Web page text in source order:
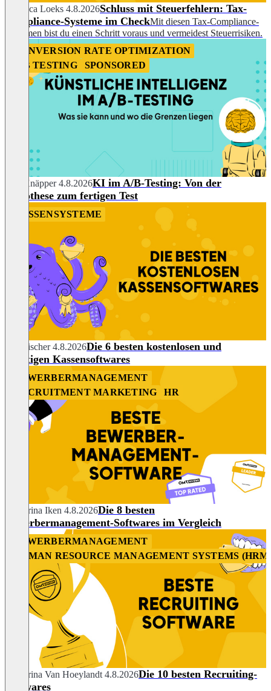
Rebecca Loeks 4.8.2026Schluss mit Steuerfehlern: Tax-
Compliance-Systeme im CheckMit diesen Tax-Compliance-
Systemen bist du einen Schritt voraus und vermeidest Steuerrisiken.
CONVERSION RATE OPTIMIZATION
A/B TESTING
SPONSORED
Nils Knäpper 4.8.2026KI im A/B-Testing: Von der
Hypothese zum fertigen Test
KASSENSYSTEME
Tim Fischer 4.8.2026Die 6 besten kostenlosen und
günstigen Kassensoftwares
BEWERBERMANAGEMENT
RECRUITMENT MARKETING
HR
Katharina Iken 4.8.2026Die 8 besten
Bewerbermanagement-Softwares im Vergleich
BEWERBERMANAGEMENT
HUMAN RESOURCE MANAGEMENT SYSTEMS
Katharina Van Hoeylandt 4.8.2026Die 10 besten Recruiting-
Softwares